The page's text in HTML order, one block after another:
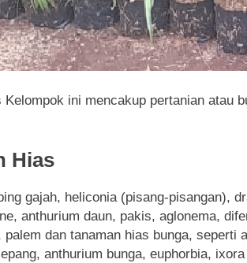
Kelompok ini mencakup pertanian atau
Hias
gajah, heliconia (pisang-pisangan),
anthurium daun, pakis, aglonema,
dan tanaman hias bunga, seperti
anthurium bunga, euphorbia,